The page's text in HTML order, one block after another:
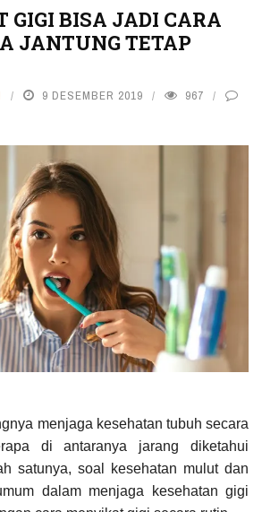
GIGI BISA JADI CARA
JANTUNG TETAP
9 DESEMBER 2019 967
menjaga kesehatan tubuh secara
di antaranya jarang diketahui
satunya, soal kesehatan mulut dan
dalam menjaga kesehatan gigi